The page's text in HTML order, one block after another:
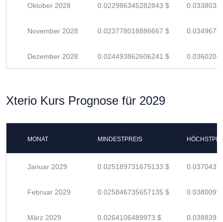
Oktober 2028 0.022986345282843 $
November 2028 0.023778018886667 $
Dezember 2028 0.024493862606241 $
Xterio Kurs Prognose für 2029
MONAT MINDESTPREIS
Januar 2029 0.025189731675133 $
Februar 2029 0.025846735657135 $
März 2029 0.0264106489973 $